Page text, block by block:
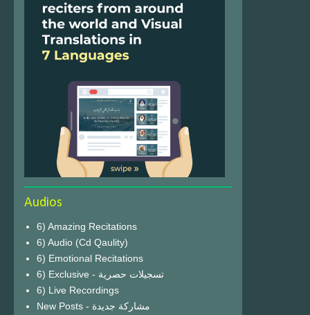
Audios
6) Amazing Recitations
6) Audio (Cd Qaulity)
6) Emotional Recitations
6) Exclusive - تسجيلات حصرية
6) Live Recordings
New Posts - مشاركة جديدة